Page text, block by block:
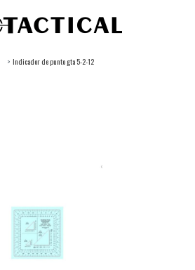
Indicador de punto gta 5-2-12